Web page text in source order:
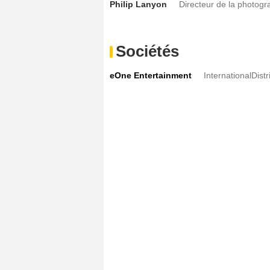
Philip Lanyon Directeur de la
Sociétés
eOne Entertainment